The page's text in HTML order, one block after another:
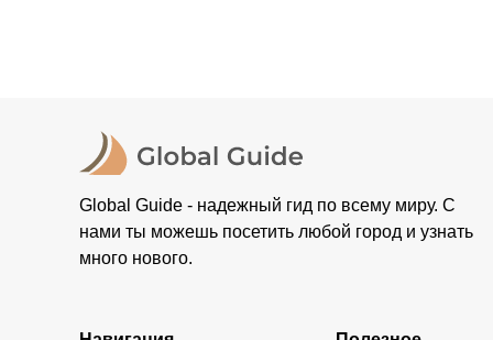
Global Guide - надежный гид по всему миру. С
нами ты можешь посетить любой город и узнать
много нового.